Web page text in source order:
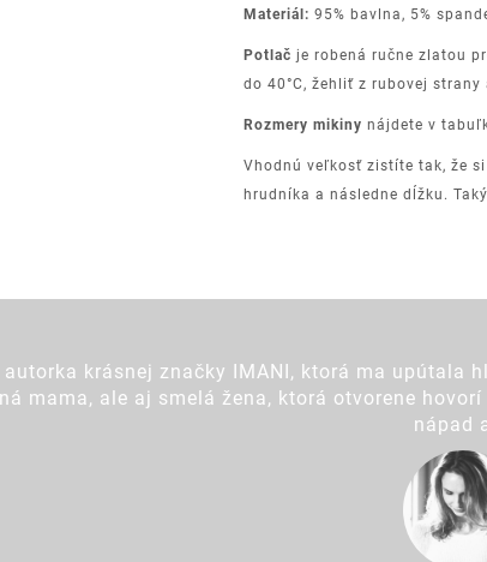
Materiál: 95% bavlna, 5%
Potlač je robená ručne zlatou
do 40°C, žehliť z rubovej strany
Rozmery mikiny nájdete v
Vhodnú veľkosť zistíte tak, že
hrudníka a následne dĺžku.
autorka krásnej značky IMANI, ktorá ma
mama, ale aj smelá žena, ktorá otvorene
nápad